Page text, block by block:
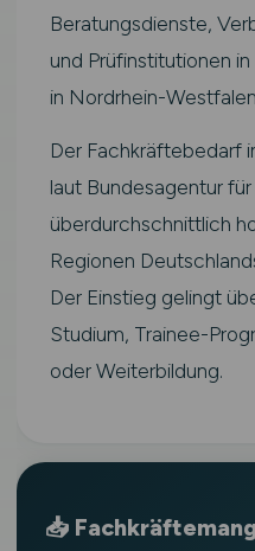
Beratungsdienste,
und Prüfinstitutionen
in Nordrhein-
Der Fachkräftebedarf
laut Bundesagentur
überdurchschnittlich
Regionen
Der Einstieg gelingt
Studium, Trainee-
oder Weiterbildung.
📥